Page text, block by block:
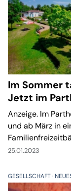
Im Sommer
Jetzt im
Anzeige. Im
und ab März in
25.01.2023
GESELLSCHAFT